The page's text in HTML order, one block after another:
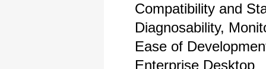
Compatibility and
Diagnosability,
Ease of
Enterprise Desktop